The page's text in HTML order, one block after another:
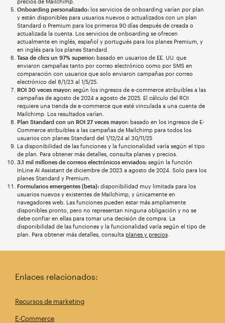
Onboarding personalizado:los servicios de onboarding varían por plan
y están disponibles para usuarios nuevos o actualizados con un plan
Standard o Premium para los primeros 90 días después de creada o
actualizada la cuenta. Los servicios de onboarding se ofrecen
actualmente en inglés, español y portugués para los planes Premium, y
en inglés para los planes Standard.
Tasa de clics un 97% superior:basado en usuarios de EE. UU. que
enviaron campañas tanto por correo electrónico como por SMS en
comparación con usuarios que solo enviaron campañas por correo
electrónico del 8/1/23 al 1/5/25.
ROI 30 veces mayor:según los ingresos de e-commerce atribuibles a las
campañas de agosto de 2024 a agosto de 2025. El cálculo del ROI
requiere una tienda de e-commerce que esté vinculada a una cuenta de
Mailchimp. Los resultados varían.
Plan Standard con un ROI 27 veces mayor:basado en los ingresos de E-
Commerce atribuibles a las campañas de Mailchimp para todos los
usuarios con planes Standard del 1/12/24 al 30/11/25
La disponibilidad de las funciones y la funcionalidad varía según el tipo
de plan. Para obtener más detalles, consulta planes y precios.
3.1 mil millones de correos electrónicos enviados:según la función
InLine AI Assistant de diciembre de 2023 a agosto de 2024. Solo para los
planes Standard y Premium.
Formularios emergentes (beta):disponibilidad muy limitada para los
usuarios nuevos y existentes de Mailchimp, y únicamente en
navegadores web. Las funciones pueden estar más ampliamente
disponibles pronto, pero no representan ninguna obligación y no se
debe confiar en ellas para tomar una decisión de compra. La
disponibilidad de las funciones y la funcionalidad varía según el tipo de
plan. Para obtener más detalles, consulta planes y precios.
Enlaces relacionados:
Recursos de marketing
E-Commerce